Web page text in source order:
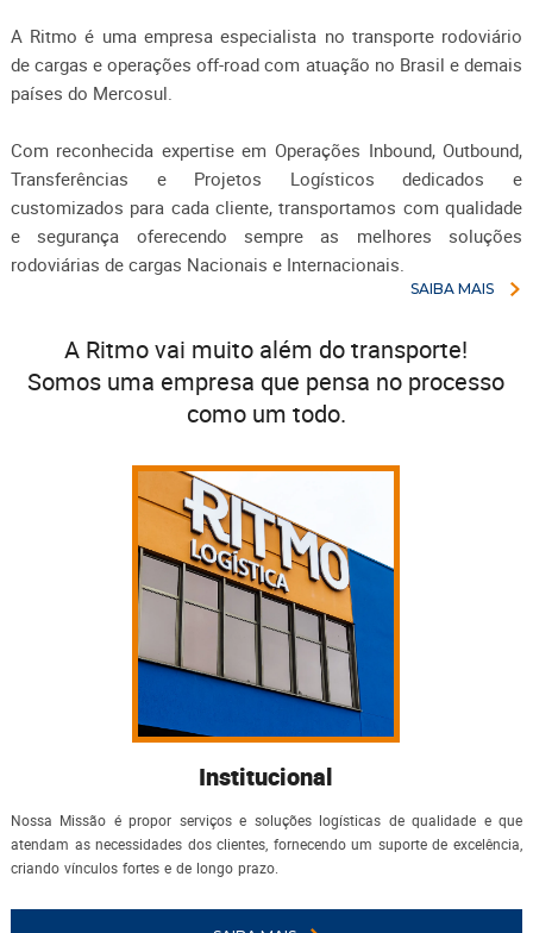
A Ritmo é uma empresa especialista no transporte rodoviário
de cargas e operações off-road com atuação no Brasil e demais
países do Mercosul.
Com reconhecida expertise em Operações Inbound, Outbound,
Transferências e Projetos Logísticos dedicados e
customizados para cada cliente, transportamos com qualidade
e segurança oferecendo sempre as melhores soluções
rodoviárias de cargas Nacionais e Internacionais.
SAIBA MAIS
A Ritmo vai muito além do transporte!
Somos uma empresa que pensa no processo
como um todo.
Institucional
Nossa Missão é propor serviços e soluções logísticas de qualidade e que
atendam as necessidades dos clientes, fornecendo um suporte de excelência,
criando vínculos fortes e de longo prazo.